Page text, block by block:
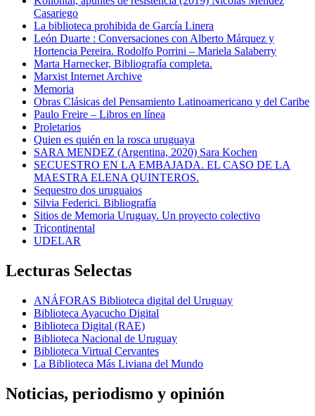
Casariego
La biblioteca prohibida de García Linera
León Duarte : Conversaciones con Alberto Márquez y
Hortencia Pereira. Rodolfo Porrini – Mariela Salaberry
Marta Harnecker, Bibliografía completa.
Marxist Internet Archive
Memoria
Obras Clásicas del Pensamiento Latinoamericano y del Caribe
Paulo Freire – Libros en línea
Proletarios
Quien es quién en la rosca uruguaya
SARA MENDEZ (Argentina, 2020) Sara Kochen
SECUESTRO EN LA EMBAJADA. EL CASO DE LA
MAESTRA ELENA QUINTEROS.
Sequestro dos uruguaios
Silvia Federici. Bibliografía
Sitios de Memoria Uruguay. Un proyecto colectivo
Tricontinental
UDELAR
Lecturas Selectas
ANÁFORAS Biblioteca digital del Uruguay
Biblioteca Ayacucho Digital
Biblioteca Digital (RAE)
Biblioteca Nacional de Uruguay
Biblioteca Virtual Cervantes
La Biblioteca Más Liviana del Mundo
Noticias, periodismo y opinión